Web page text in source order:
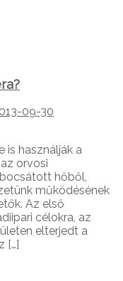
09-30
is használják a
orvosi
hőből,
működésének
Az első
célokra, az
elterjedt a
[…]